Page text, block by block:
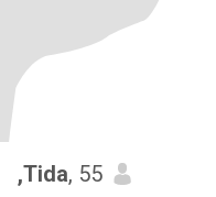
,Tida, 55